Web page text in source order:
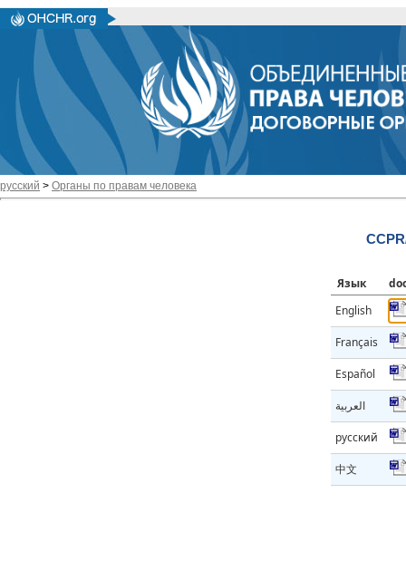
русский > Органы по правам человека
Язык
English
Français
Español
العربية
русский
中文